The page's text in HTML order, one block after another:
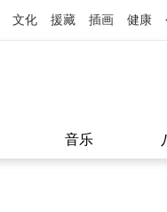
文化 援藏 插画 健康
音乐